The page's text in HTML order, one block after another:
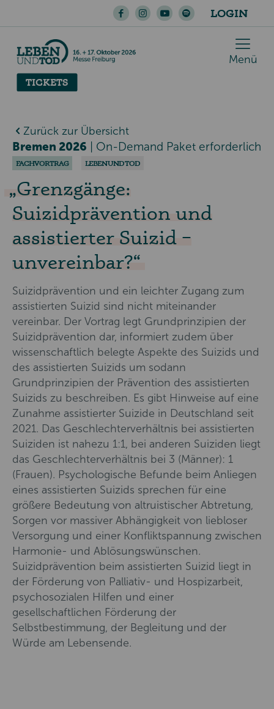
LOGIN
TICKETS
Menü
Zurück zur Übersicht
Bremen 2026 On-Demand Paket erforderlich
FACHVORTRAG LEBEN UND TOD
Grenzgänge:
Suizidprävention und
assistierter Suizid –
unvereinbar?
Suizidprävention und ein leichter Zugang zum
assistierten Suizid sind nicht miteinander
vereinbar. Der Vortrag legt Grundprinzipien der
Suizidprävention dar, informiert zudem über
wissenschaftlich belegte Aspekte des Suizids und
des assistierten Suizids um sodann
Grundprinzipien der Prävention des assistierten
Suizids zu beschreiben. Es gibt Hinweise auf eine
Zunahme assistierter Suizide in Deutschland seit
2021. Das Geschlechterverhältnis bei assistierten
Suiziden ist nahezu 1:1, bei anderen Suiziden liegt
das Geschlechterverhältnis bei 3 (Männer): 1
(Frauen). Psychologische Befunde beim Anliegen
eines assistierten Suizids sprechen für eine
größere Bedeutung von altruistischer Abtretung,
Sorgen vor massiver Abhängigkeit von liebloser
Versorgung und einer Konfliktspannung zwischen
Harmonie- und Ablösungswünschen.
Suizidprävention beim assistierten Suizid liegt in
der Förderung von Palliativ- und Hospizarbeit,
psychosozialen Hilfen und einer
gesellschaftlichen Förderung der
Selbstbestimmung, der Begleitung und der
Würde am Lebensende.